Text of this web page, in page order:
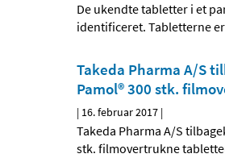
De ukendte tabletter i et
identificeret. Tabletterne
Takeda Pharma A/S
Pamol® 300 stk.
| 16. februar 2017 |
Takeda Pharma A/S
stk. filmovertrukne